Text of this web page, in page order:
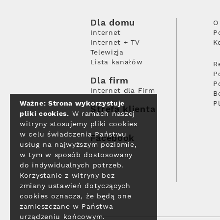
Dla domu
Internet
Internet + TV
Telewizja
Lista kanałów
Dla firm
Internet dla Firm
Strefa klienta
Facebook
Ważne: Strona wykorzystuje
pliki cookies. W ramach naszej
witryny stosujemy pliki cookies
w celu świadczenia Państwu
usług na najwyższym poziomie,
w tym w sposób dostosowany
do indywidualnych potrzeb.
Korzystanie z witryny bez
zmiany ustawień dotyczących
cookies oznacza, że będą one
zamieszczane w Państwa
urządzeniu końcowym.